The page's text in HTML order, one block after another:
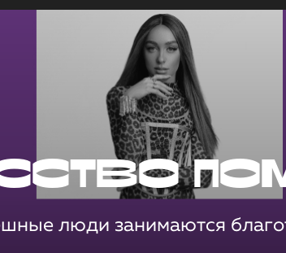
люди занимаются